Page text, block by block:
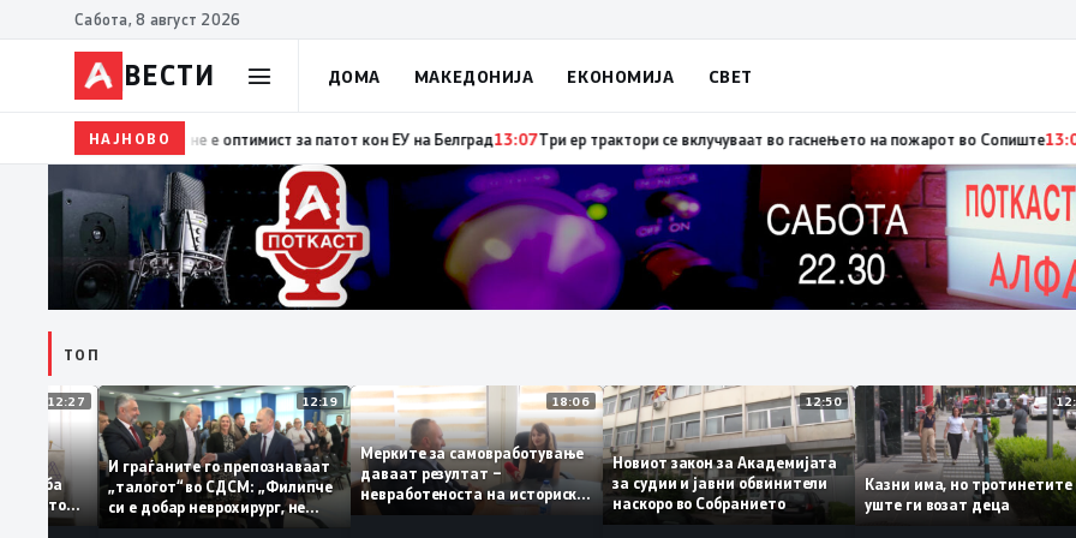
Сабота, 8 август 2026
ВЕСТИ ДОМА МАКЕДОНИЈА ЕКОНОМИЈА СВЕТ
НАЈНОВО15:29Прва посета на украинскиот претседател на Србија: Вучиќ му рече на Зеленски дека не е оптимист за патот кон ЕУ на
ТОП
12:27
За
треба
12:19
И граѓаните го препознаваат
„талогот“ во СДСМ: „Филипче
си е добар неврохирург, не
треба се занимава со
18:06
Мерките за самовработување
даваат резултат –
невработеноста на историски
најниско ниво од 11,3%
12:50
Новиот закон за Академијата
за судии и јавни обвинители
наскоро во Собранието
Казни има, но
уште ги возат деца